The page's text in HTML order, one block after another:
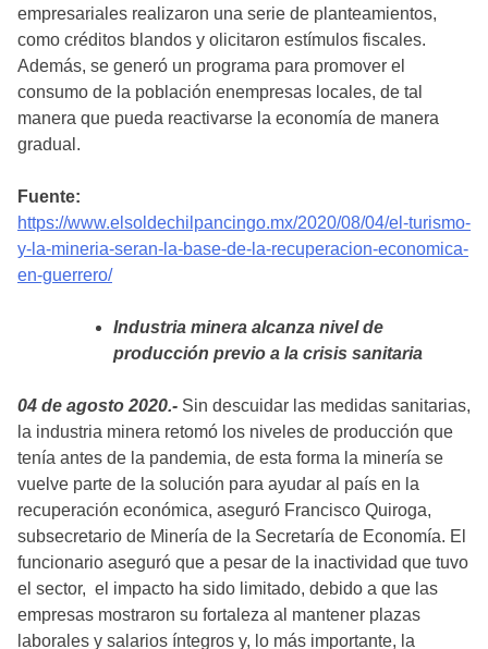
empresariales realizaron una serie de planteamientos,
como créditos blandos y olicitaron estímulos fiscales.
Además, se generó un programa para promover el
consumo de la población enempresas locales, de tal
manera que pueda reactivarse la economía de manera
gradual.
Fuente:
https://www.elsoldechilpancingo.mx/2020/08/04/el-turismo-
y-la-mineria-seran-la-base-de-la-recuperacion-economica-
en-guerrero/
Industria minera alcanza nivel de
producción previo a la crisis sanitaria
04 de agosto 2020.- Sin descuidar las medidas sanitarias,
la industria minera retomó los niveles de producción que
tenía antes de la pandemia, de esta forma la minería se
vuelve parte de la solución para ayudar al país en la
recuperación económica, aseguró Francisco Quiroga,
subsecretario de Minería de la Secretaría de Economía. El
funcionario aseguró que a pesar de la inactividad que tuvo
el sector, el impacto ha sido limitado, debido a que las
empresas mostraron su fortaleza al mantener plazas
laborales y salarios íntegros y, lo más importante, la